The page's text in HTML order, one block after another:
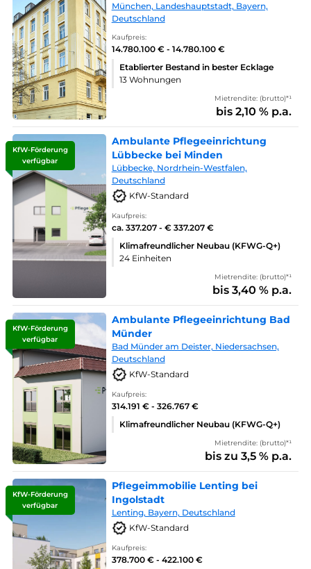
München, Landeshauptstadt, Bayern,
Deutschland
Kaufpreis:
14.780.100 € - 14.780.100 €
Etablierter Bestand in bester Ecklage
13 Wohnungen
Mietrendite: (brutto)*¹
bis 2,10 % p.a.
KfW-Förderung
verfügbar
Ambulante Pflegeeinrichtung
Lübbecke bei Minden
Lübbecke, Nordrhein-Westfalen,
Deutschland
KfW-Standard
Kaufpreis:
ca. 337.207 - € 337.207 €
Klimafreundlicher Neubau (KFWG-Q+)
24 Einheiten
Mietrendite: (brutto)*¹
bis 3,40 % p.a.
KfW-Förderung
verfügbar
Ambulante Pflegeeinrichtung Bad
Münder
Bad Münder am Deister, Niedersachsen,
Deutschland
KfW-Standard
Kaufpreis:
314.191 € - 326.767 €
Klimafreundlicher Neubau (KFWG-Q+)
Mietrendite: (brutto)*¹
bis zu 3,5 % p.a.
KfW-Förderung
verfügbar
Pflegeimmobilie Lenting bei
Ingolstadt
Lenting, Bayern, Deutschland
KfW-Standard
Kaufpreis:
378.700 € - 422.100 €